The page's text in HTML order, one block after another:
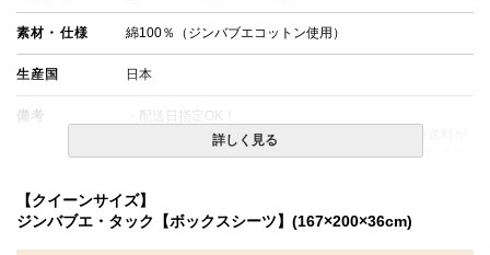
素材・仕様 綿100％（ジンバブエコットン使用）
生産国 日本
備考
・配送日指定OK！
※北海道・沖縄・離島等一部地域へのお届けは別途送料が
発生する場合がございます。また発送予定も変更になる場
詳しく見る
【クイーンサイズ】
ジンバブエ・タック【ボックスシーツ】(167×200×36cm)